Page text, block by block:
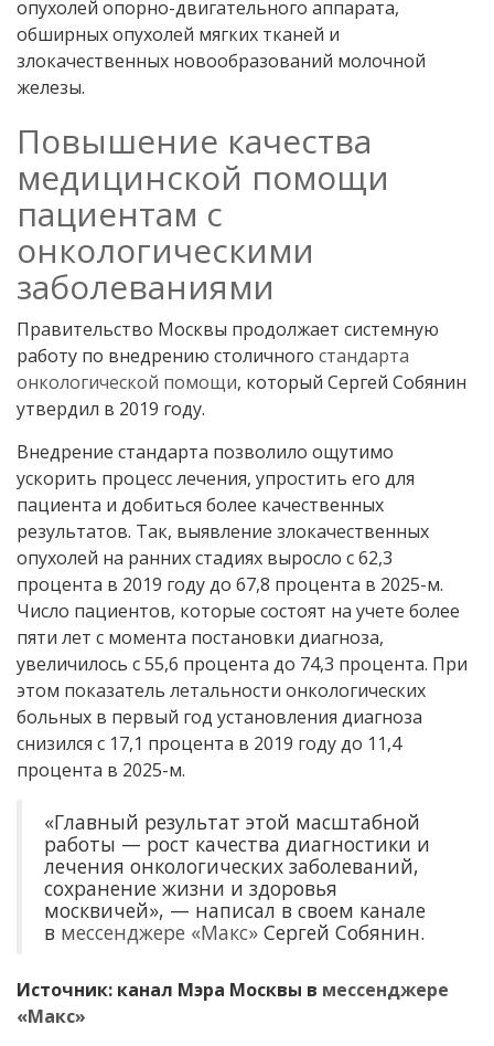
опухолей опорно-двигательного аппарата,
обширных опухолей мягких тканей и
злокачественных новообразований молочной
железы.
Повышение качества
медицинской помощи
пациентам с
онкологическими
заболеваниями
Правительство Москвы продолжает системную
работу по внедрению столичного стандарта
онкологической помощи, который Сергей Собянин
утвердил в 2019 году.
Внедрение стандарта позволило ощутимо
ускорить процесс лечения, упростить его для
пациента и добиться более качественных
результатов. Так, выявление злокачественных
опухолей на ранних стадиях выросло с 62,3
процента в 2019 году до 67,8 процента в 2025-м.
Число пациентов, которые состоят на учете более
пяти лет с момента постановки диагноза,
увеличилось с 55,6 процента до 74,3 процента. При
этом показатель летальности онкологических
больных в первый год установления диагноза
снизился с 17,1 процента в 2019 году до 11,4
процента в 2025-м.
«Главный результат этой масштабной
работы — рост качества диагностики и
лечения онкологических заболеваний,
сохранение жизни и здоровья
москвичей», — написал в своем канале
в мессенджере «Макс» Сергей Собянин.
Источник: канал Мэра Москвы в мессенджере
«Макс»